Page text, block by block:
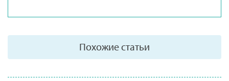
Похожие статьи